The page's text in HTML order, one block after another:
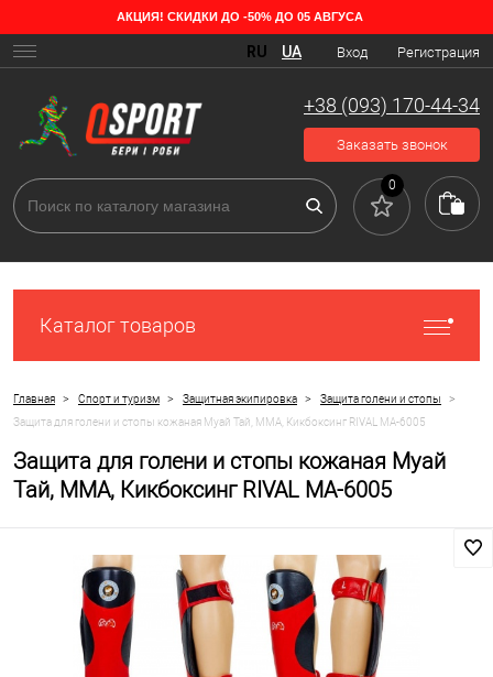
АКЦИЯ! СКИДКИ ДО -50% ДО 05 АВГУСА
Вход Регистрация
RU UA
+38 (093) 170-44-34
Заказать звонок
0
Каталог товаров
Главная > Спорт и туризм > Защитная экипировка > Защита голени и стопы >
Защита для голени и стопы кожаная Муай Тай, ММА, Кикбоксинг RIVAL MA-6005
Защита для голени и стопы кожаная Муай
Тай, ММА, Кикбоксинг RIVAL MA-6005